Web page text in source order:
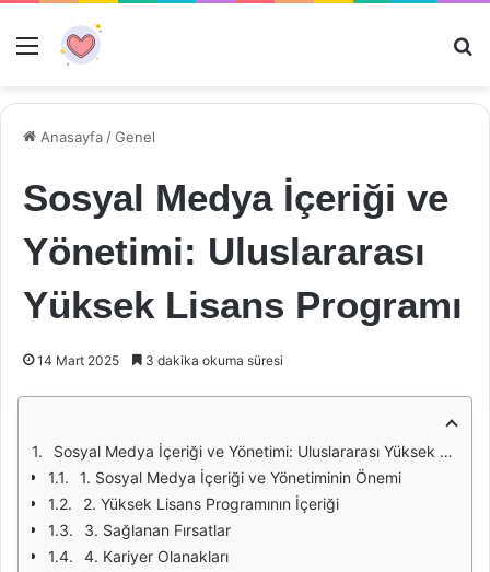
Menü
Anasayfa /Genel
Sosyal Medya İçeriği ve
Yönetimi: Uluslararası
Yüksek Lisans Programı
14 Mart 2025 3 dakika okuma süresi
Sosyal Medya İçeriği ve Yönetimi: Uluslararası Yüksek Lisans Programı
1. Sosyal Medya İçeriği ve Yönetiminin Önemi
2. Yüksek Lisans Programının İçeriği
3. Sağlanan Fırsatlar
4. Kariyer Olanakları